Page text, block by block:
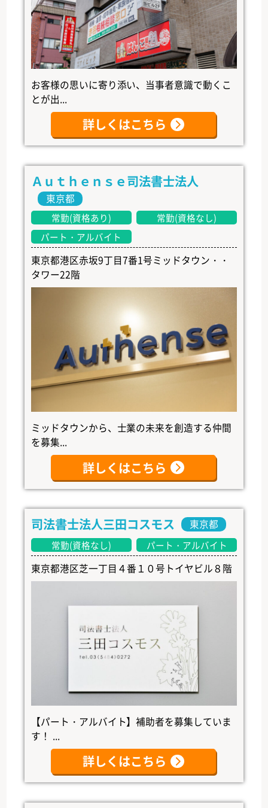
お客様の思いに寄り添い、当事者意識で動くこ
とが出...
詳しくはこちら
Ａｕｔｈｅｎｓｅ司法書士法人
東京都
常勤(資格あり)
常勤(資格なし)
パート・アルバイト
東京都港区赤坂9丁目7番1号ミッドタウン・・
タワー22階
ミッドタウンから、士業の未来を創造する仲間
を募集...
詳しくはこちら
司法書士法人三田コスモス 東京都
常勤(資格なし) パート・アルバイト
東京都港区芝一丁目４番１０号トイヤビル８階
【パート・アルバイト】補助者を募集していま
す！ ...
詳しくはこちら